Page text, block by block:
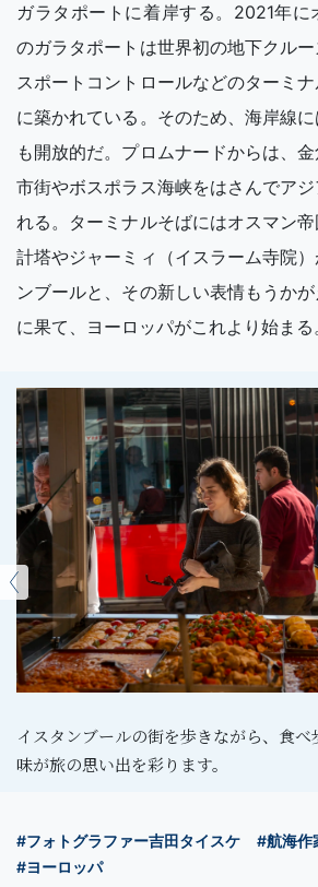
ガラタポートに着岸する。2021年に
のガラタポートは世界初の地下クル
スポートコントロールなどのターミ
に築かれている。そのため、海岸線
も開放的だ。プロムナードからは、
市街やボスポラス海峡をはさんでア
れる。ターミナルそばにはオスマン
計塔やジャーミィ（イスラーム寺院
ンブールと、その新しい表情もうか
に果て、ヨーロッパがこれより始まる
イスタンブールの街を歩きながら、食
味が旅の思い出を彩ります。
#フォトグラファー吉田タイスケ
#航海作
#ヨーロッパ